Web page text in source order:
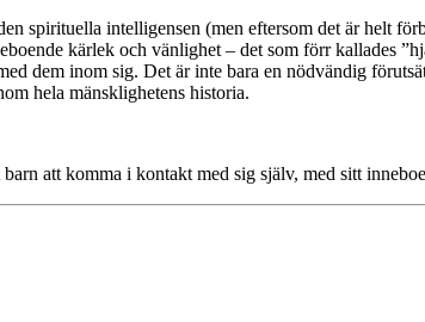
spirituella intelligensen (men eftersom det är helt
kärlek och vänlighet – det som förr kallades
dem inom sig. Det är inte bara en nödvändig
hela mänsklighetens historia.
att komma i kontakt med sig själv, med sitt